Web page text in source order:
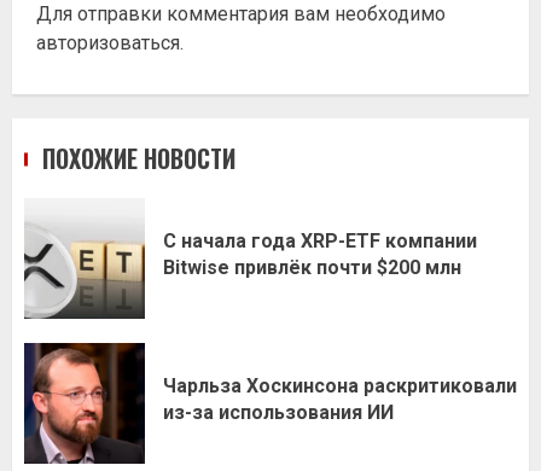
Для отправки комментария вам необходимо
авторизоваться.
ПОХОЖИЕ НОВОСТИ
С начала года XRP-ETF компании
Bitwise привлёк почти $200 млн
Чарльза Хоскинсона раскритиковали
из-за использования ИИ